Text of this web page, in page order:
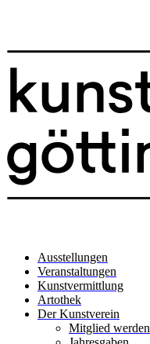
Ausstellungen
Veranstaltungen
Kunstvermittlung
Artothek
Der Kunstverein
Mitglied werden